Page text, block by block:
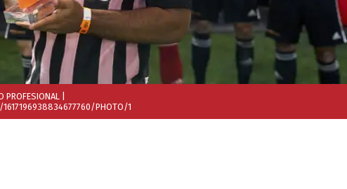
PROFESIONAL
1617196938834677760/PHOTO/1